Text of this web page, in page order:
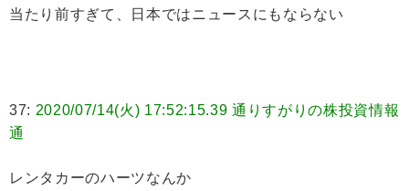
当たり前すぎて、日本ではニュースにもならない
37: 2020/07/14(火) 17:52:15.39 通りすがりの株投資情報
通
レンタカーのハーツなんか